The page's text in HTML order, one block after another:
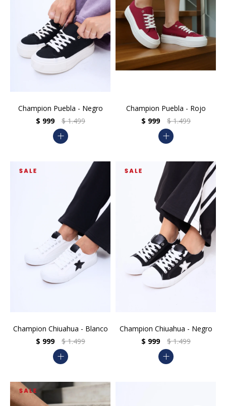
Champion Puebla - Negro
$ 999 $ 1.499
add
Champion Puebla - Rojo
$ 999 $ 1.499
add
Champion Chiuahua - Blanco
$ 999 $ 1.499
add
Champion Chiuahua - Negro
$ 999 $ 1.499
add